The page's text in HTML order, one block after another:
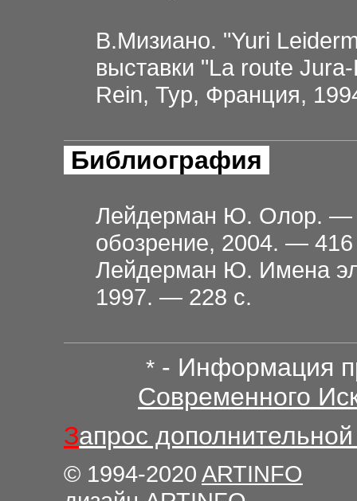
В.Мизиано. "Yuri
выставки "La route
Rein, Тур, Франция,
Библиография
Лейдерман Ю. Олор. —
обозрение, 2004. —
Лейдерман Ю. Имена
1997. — 228 с.
* - Информация
Современного
Запрос
© 1994-2020 ARTINFO